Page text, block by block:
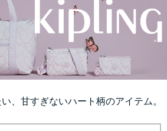
、甘すぎないハート柄のアイテム。